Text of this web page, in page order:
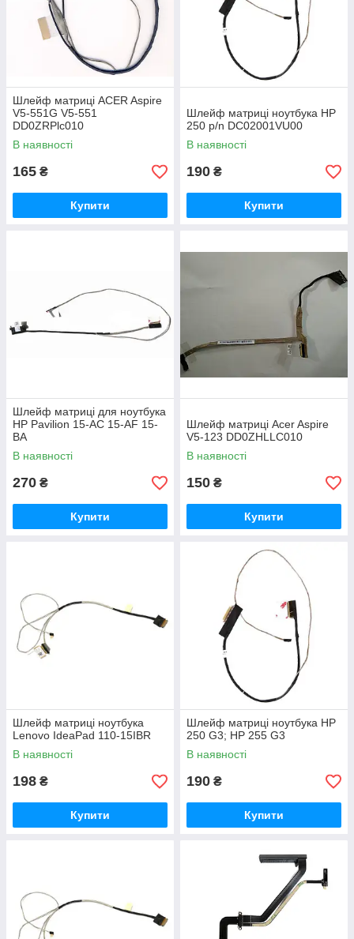
Шлейф матриці ACER Aspire
V5-551G V5-551
DD0ZRPlc010
В наявності
165 ₴
Купити
Шлейф матриці ноутбука HP
250 p/n DC02001VU00
В наявності
190 ₴
Купити
Шлейф матриці для ноутбука
HP Pavilion 15-AC 15-AF 15-
BA
В наявності
270 ₴
Купити
Шлейф матриці Acer Aspire
V5-123 DD0ZHLLC010
В наявності
150 ₴
Купити
Шлейф матриці ноутбука
Lenovo IdeaPad 110-15IBR
В наявності
198 ₴
Купити
Шлейф матриці ноутбука HP
250 G3; HP 255 G3
В наявності
190 ₴
Купити